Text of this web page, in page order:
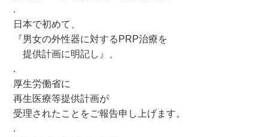
.
日本で初めて、
『男女の外性器に対するPRP治療を
提供計画に明記し』、
.
厚生労働省に
再生医療等提供計画が
受理されたことをご報告申し上げます。
.